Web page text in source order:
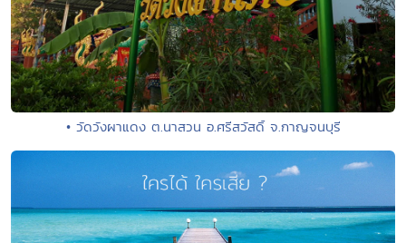
• วัดวังผาแดง ต.นาสวน อ.ศรีสวัสดิ์ จ.กาญจนบุรี